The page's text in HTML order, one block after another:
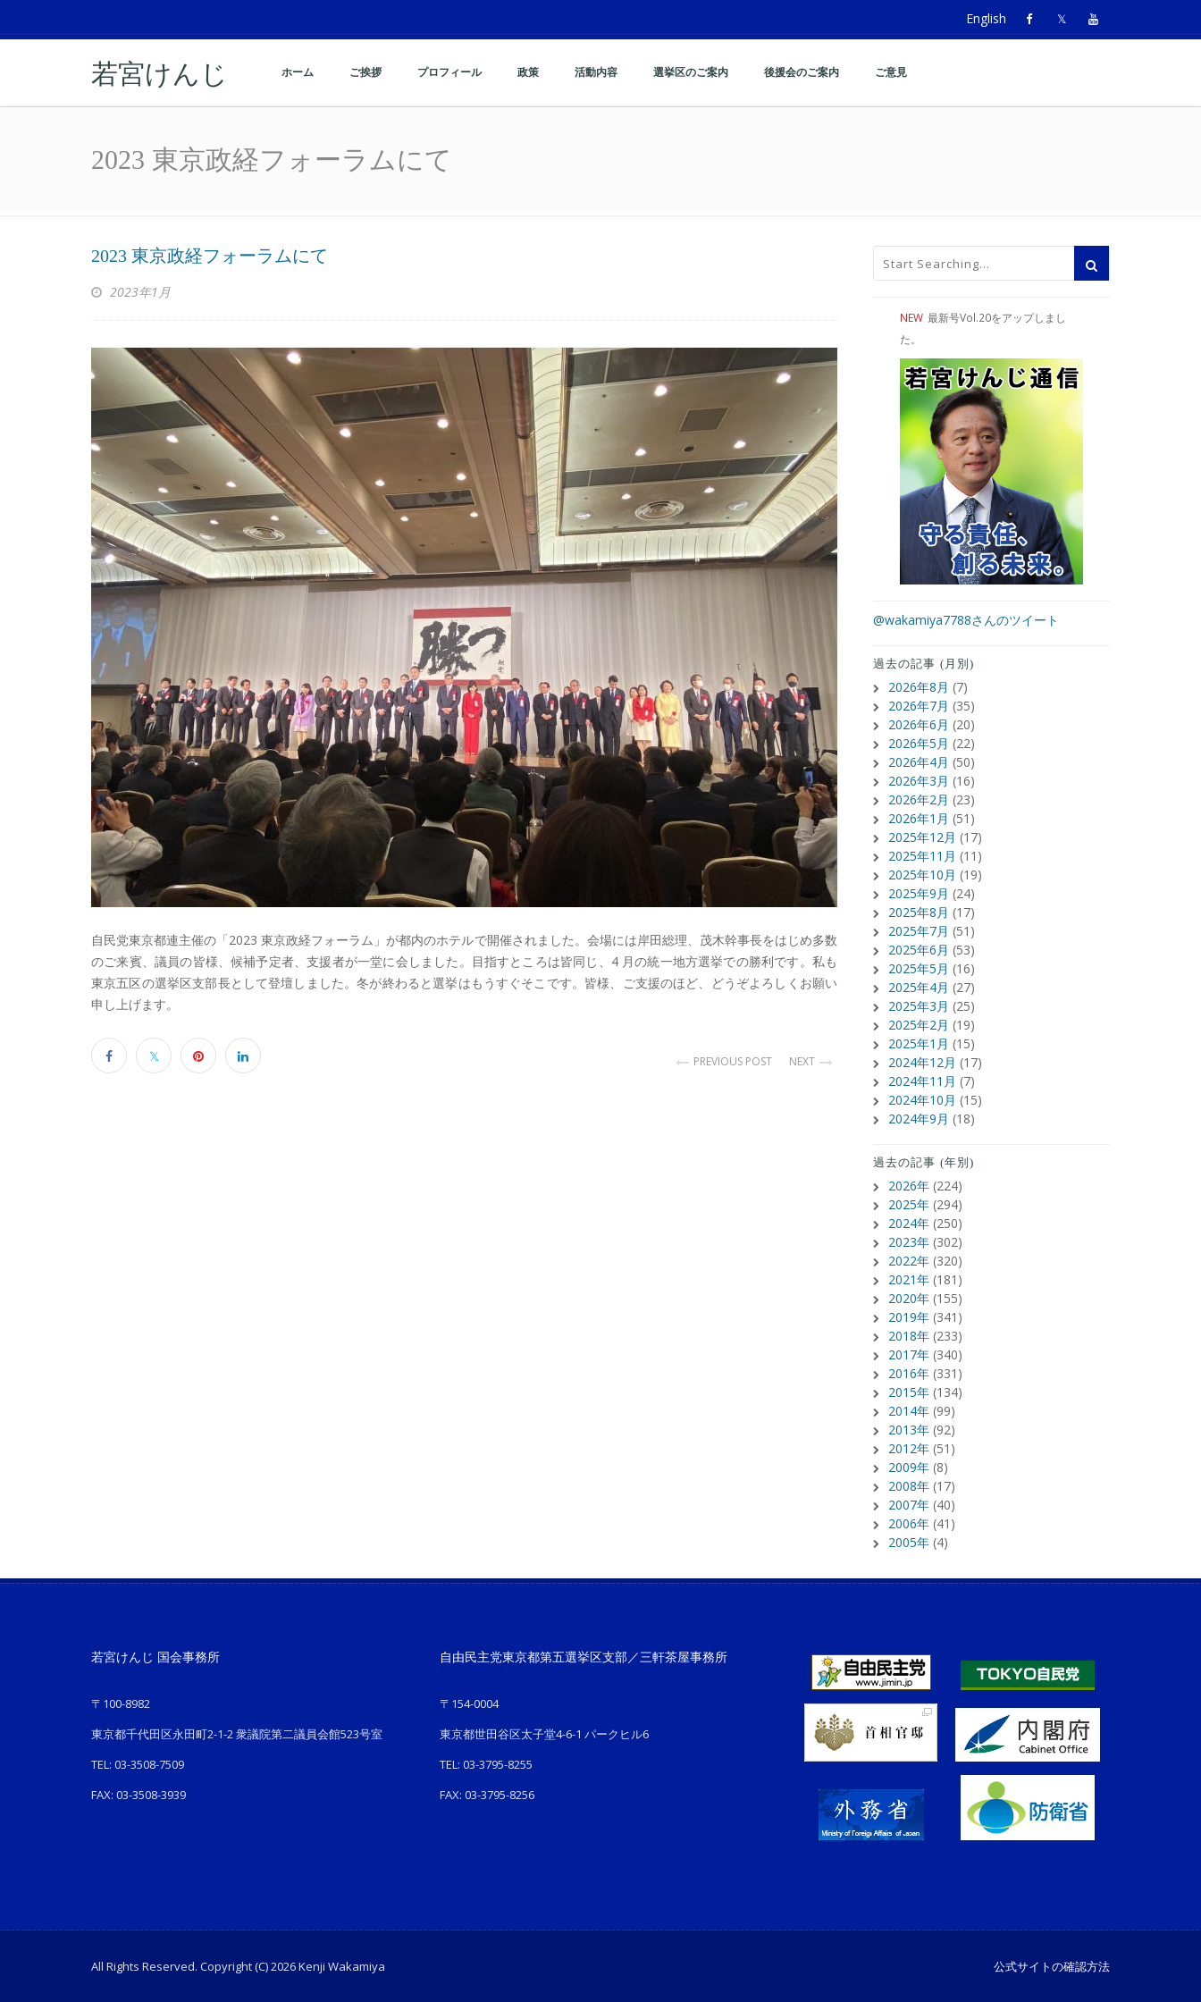
English
若宮けんじ ホーム ご挨拶 プロフィール 政策 活動内容 選挙区のご案内 後援会のご案内 ご意見
2023 東京政経フォーラムにて
2023 東京政経フォーラムにて
2023年1月
自民党東京都連主催の「2023 東京政経フォーラム」が都内のホテルで開催されました。会場には岸田総理、茂木幹事長をはじめ多数
のご来賓、議員の皆様、候補予定者、支援者が一堂に会しました。目指すところは皆同じ、4 月の統一地方選挙での勝利です。私も
東京五区の選挙区支部長として登壇しました。冬が終わると選挙はもうすぐそこです。皆様、ご支援のほど、どうぞよろしくお願い
申し上げます。
PREVIOUS POST NEXT
NEW 最新号Vol.20をアップしまし
た。
@wakamiya7788さんのツイート
過去の記事 (月別)
2026年8月 (7)
2026年7月 (35)
2026年6月 (20)
2026年5月 (22)
2026年4月 (50)
2026年3月 (16)
2026年2月 (23)
2026年1月 (51)
2025年12月 (17)
2025年11月 (11)
2025年10月 (19)
2025年9月 (24)
2025年8月 (17)
2025年7月 (51)
2025年6月 (53)
2025年5月 (16)
2025年4月 (27)
2025年3月 (25)
2025年2月 (19)
2025年1月 (15)
2024年12月 (17)
2024年11月 (7)
2024年10月 (15)
2024年9月 (18)
過去の記事 (年別)
2026年 (224)
2025年 (294)
2024年 (250)
2023年 (302)
2022年 (320)
2021年 (181)
2020年 (155)
2019年 (341)
2018年 (233)
2017年 (340)
2016年 (331)
2015年 (134)
2014年 (99)
2013年 (92)
2012年 (51)
2009年 (8)
2008年 (17)
2007年 (40)
2006年 (41)
2005年 (4)
若宮けんじ 国会事務所
〒100-8982
東京都千代田区永田町2-1-2 衆議院第二議員会館523号室
TEL: 03-3508-7509
FAX: 03-3508-3939
自由民主党東京都第五選挙区支部／三軒茶屋事務所
〒154-0004
東京都世田谷区太子堂4-6-1 パークヒル6
TEL: 03-3795-8255
FAX: 03-3795-8256
All Rights Reserved. Copyright (C) 2026 Kenji Wakamiya 公式サイトの確認方法